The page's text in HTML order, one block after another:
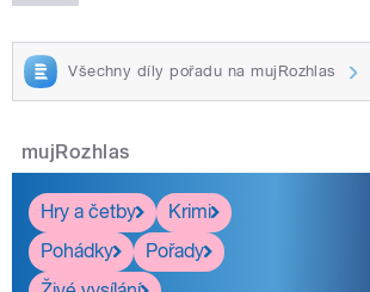
Všechny díly pořadu na mujRozhlas
mujRozhlas
Hry a četby
Krimi
Pohádky
Pořady